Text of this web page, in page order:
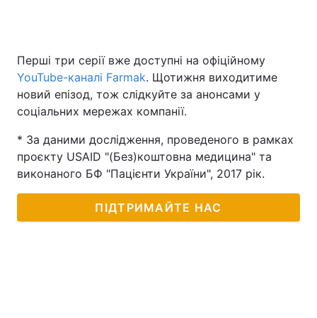
Перші три серії вже доступні на офіційному
YouTube-каналі Farmak. Щотижня виходитиме
новий епізод, тож слідкуйте за анонсами у
соціальних мережах компанії.
* За даними дослідження, проведеного в рамках
проєкту USAID "(Без)коштовна медицина" та
виконаного БФ "Пацієнти України", 2017 рік.
ПІДТРИМАЙТЕ НАС